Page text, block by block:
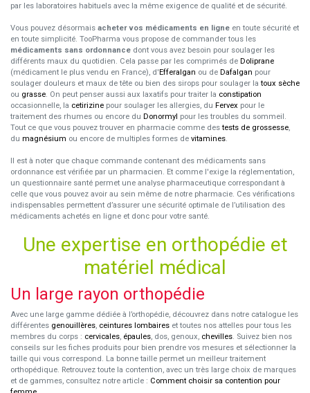
par les laboratoires habituels avec la même exigence de qualité et de sécurité.
Vous pouvez désormais acheter vos médicaments en ligne en toute sécurité et
en toute simplicité. TooPharma vous propose de commander tous les
médicaments sans ordonnance dont vous avez besoin pour soulager les
différents maux du quotidien. Cela passe par les comprimés de Doliprane
(médicament le plus vendu en France), d'Efferalgan ou de Dafalgan pour
soulager douleurs et maux de tête ou bien des sirops pour soulager latoux sèche
ou grasse. On peut penser aussi aux laxatifs pour traiter la constipation
occasionnelle, la cetirizine pour soulager les allergies, du Fervex pour le
traitement des rhumes ou encore du Donormyl pour les troubles du sommeil.
Tout ce que vous pouvez trouver en pharmacie comme destests de grossesse,
du magnésium ou encore de multiples formes de vitamines.
Il est à noter que chaque commande contenant des médicaments sans
ordonnance est vérifiée par un pharmacien. Et comme l'exige la réglementation,
un questionnaire santé permet une analyse pharmaceutique correspondant à
celle que vous pouvez avoir au sein même de notre pharmacie. Ces vérifications
indispensables permettent d’assurer une sécurité optimale de l’utilisation des
médicaments achetés en ligne et donc pour votre santé.
Une expertise en orthopédie et
matériel médical
Un large rayon orthopédie
Avec une large gamme dédiée à l’orthopédie, découvrez dans notre catalogue les
différentes genouillères, ceintures lombaires et toutes nos attelles pour tous les
membres du corps : cervicales, épaules, dos, genoux, chevilles. Suivez bien nos
conseils sur les fiches produits pour bien prendre vos mesures et sélectionner la
taille qui vous correspond. La bonne taille permet un meilleur traitement
orthopédique. Retrouvez toute la contention, avec un très large choix de marques
et de gammes, consultez notre article : Comment choisir sa contention pour